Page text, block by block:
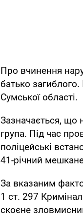
Про вчинення
батько
Сумської області.
Зазначається, що
група. Під час
поліцейські
41-річний
За вказаним
1 ст. 297
скоєне